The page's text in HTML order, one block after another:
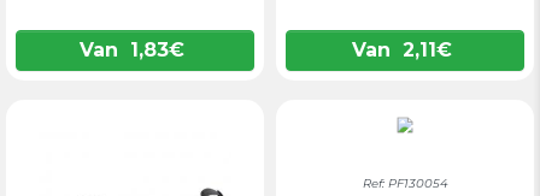
Van 1,83€ Van 2,11€
Ref: PF130054